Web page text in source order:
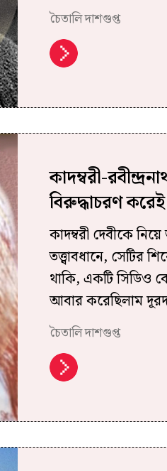
চৈতালি দাশগুপ্ত
কাদম্বরী-
বিরুদ্ধাচরণ করেই
কাদম্বরী দেবীকে
তত্ত্বাবধানে, সেটির
থাকি, একটি সিডিও
আবার করেছিলাম
চৈতালি দাশগুপ্ত